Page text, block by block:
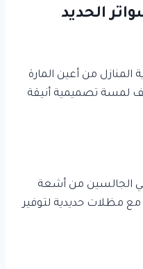
الحديد
المنازل من أعين المارة
لمسة تصميمية أنيقة
الجالسين من أشعة
مظلات حديدية لتوفير